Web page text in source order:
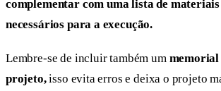
complementar com uma lista de materiais
necessários para a execução.
Lembre-se de incluir também um
projeto,isso evita erros e deixa o projeto